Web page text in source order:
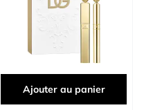
Ajouter au panier